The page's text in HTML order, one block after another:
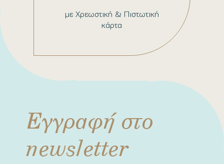
με Χρεωστική & Πιστωτική
κάρτα
Εγγραφή στο
newsletter